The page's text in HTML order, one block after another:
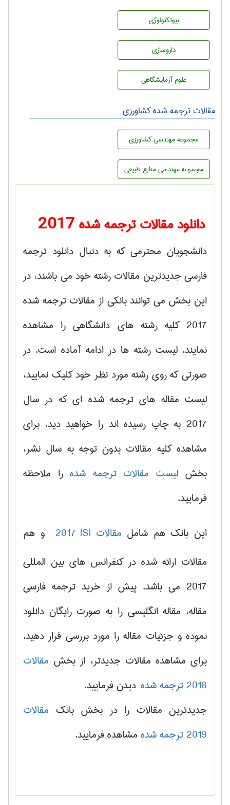
بيوتكنولوژی
داروسازی
علوم آزمايشگاهی
مقالات ترجمه شده کشاورزی
مجموعه مهندسی كشاورزی
مجموعه مهندسی منابع طبيعی
دانلود مقالات ترجمه شده2017
دانشجویان محترمی که به دنبال دانلود ترجمه
فارسی جدیدترین مقالات رشته خود می باشند، در
این بخش می توانند بانکی از مقالات ترجمه شده
2017 کلیه رشته های دانشگاهی را مشاهده
نمایند. لیست رشته ها در ادامه آماده است. در
صورتی که روی رشته مورد نظر خود کلیک نمایید،
لیست مقاله های ترجمه شده ای که در سال
2017 به چاپ رسیده اند را خواهید دید.
برای
مشاهده کلیه مقالات بدون توجه به سال نشر،
بخشلیست مقالات ترجمه شده را ملاحظه
فرمایید.
این بانک هم شامل مقالات ISI
2017
و هم
مقالات ارائه شده در کنفرانس های بین المللی
2017 می باشد. پیش از خرید ترجمه فارسی
مقاله، مقاله انگلیسی را به صورت رایگان دانلود
نموده و جزئیات مقاله را مورد بررسی قرار دهید.
برای مشاهده مقالات جدیدتر، از بخش مقالات
2018 ترجمه شده
دیدن فرمایید.
جدیدترین مقالات را در بخش بانک مقالات
2019 ترجمه شده
مشاهده فرمایید.